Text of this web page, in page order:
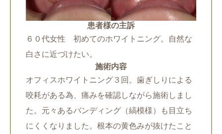
患者様の主訴
６０代女性 初めてのホワイトニング。自然な
白さに近づけたい。
施術内容
オフィスホワイトニング３回。歯ぎしりによる
咬耗がある為、痛みを確認しながら施術しまし
た。元々あるバンディング（縞模様）も目立ち
にくくなりました。根本の黄色みが抜けたこと